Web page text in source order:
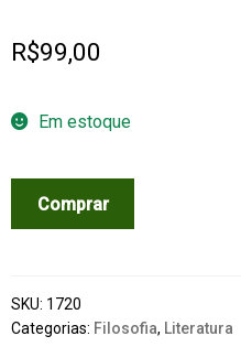
R$99,00
Em estoque
COMPANION
HARDY
quantidade
Comprar
SKU: 1720
Categorias: Filosofia, Literatura